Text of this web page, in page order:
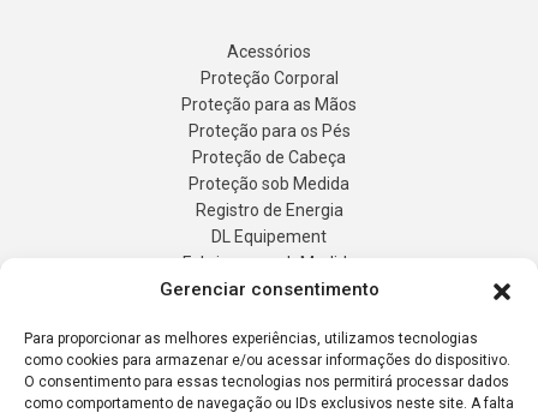
Gerenciar consentimento
Para proporcionar as melhores experiências, utilizamos tecnologias
como cookies para armazenar e/ou acessar informações do dispositivo.
O consentimento para essas tecnologias nos permitirá processar dados
como comportamento de navegação ou IDs exclusivos neste site. A falta
Acessórios
Proteção Corporal
Proteção para as Mãos
Proteção para os Pés
Proteção de Cabeça
Proteção sob Medida
Registro de Energia
Fabricaçao sob Medida
Produtos
Contato